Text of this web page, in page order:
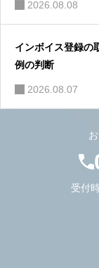
2026.08.08
インボイス登録の
例の判断
2026.08.07
受付